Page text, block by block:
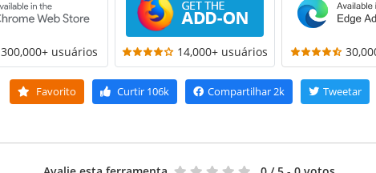
300,000+ usuários 14,000+ usuários
Favorito Curtir106k Compartilhar2k Tweetar